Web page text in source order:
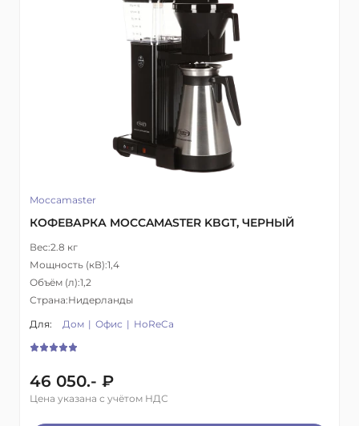
Moccamaster
КОФЕВАРКА MOCCAMASTER KBGT, ЧЕРНЫЙ
Вес:2.8 кг
Мощность (кВ):1,4
Объём (л):1,2
Страна:Нидерланды
Для:
Дом Офис HoReCa
46 050.- ₽
Цена указана с учётом НДС